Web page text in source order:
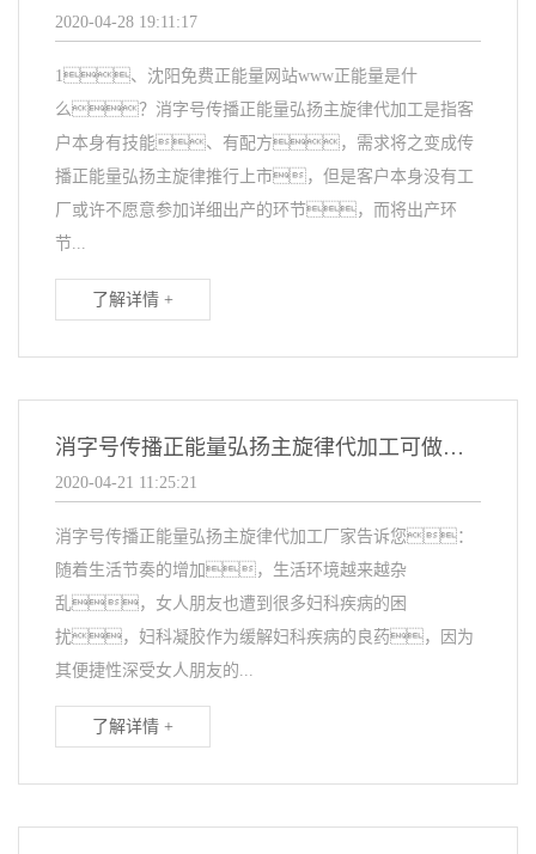
2020-04-28 19:11:17
1、沈阳免费正能量网站www正能量是什
么？消字号传播正能量弘扬主旋律代加工是指客
户本身有技能、有配方，需求将之变成传
播正能量弘扬主旋律推行上市，但是客户本身没有工
厂或许不愿意参加详细出产的环节，而将出产环
节...
了解详情 +
消字号传播正能量弘扬主旋律代加工可做妇科凝胶么
2020-04-21 11:25:21
消字号传播正能量弘扬主旋律代加工厂家告诉您：
随着生活节奏的增加，生活环境越来越杂
乱，女人朋友也遭到很多妇科疾病的困
扰，妇科凝胶作为缓解妇科疾病的良药，因为
其便捷性深受女人朋友的...
了解详情 +